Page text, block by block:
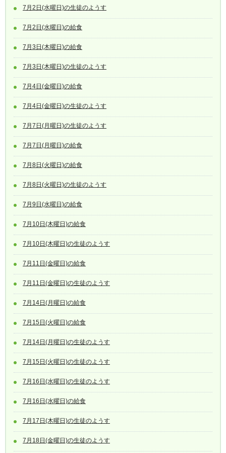
7月2日(水曜日)の生徒のようす
7月2日(水曜日)の給食
7月3日(木曜日)の給食
7月3日(木曜日)の生徒のようす
7月4日(金曜日)の給食
7月4日(金曜日)の生徒のようす
7月7日(月曜日)の生徒のようす
7月7日(月曜日)の給食
7月8日(火曜日)の給食
7月8日(火曜日)の生徒のようす
7月9日(水曜日)の給食
7月10日(木曜日)の給食
7月10日(木曜日)の生徒のようす
7月11日(金曜日)の給食
7月11日(金曜日)の生徒のようす
7月14日(月曜日)の給食
7月15日(火曜日)の給食
7月14日(月曜日)の生徒のようす
7月15日(火曜日)の生徒のようす
7月16日(水曜日)の生徒のようす
7月16日(水曜日)の給食
7月17日(木曜日)の生徒のようす
7月18日(金曜日)の生徒のようす